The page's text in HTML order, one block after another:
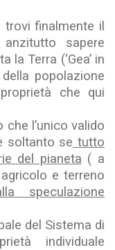
finalmente il
sapere
la Terra (‘Gea’ in
popolazione
che qui
l’unico valido
soltanto se tutto
del pianeta ( a
e terreno
speculazione
del Sistema di
individuale